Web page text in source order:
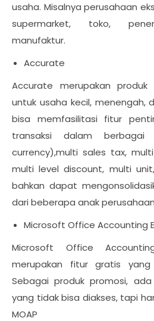
usaha. Misalnya perusahaan
supermarket, toko,
manufaktur.
Accurate
Accurate merupakan
untuk usaha kecil, menengah,
bisa memfasilitasi fitur
transaksi dalam
currency),multi sales tax,
multi level discount, multi
bahkan dapat
dari beberapa anak
Microsoft Office Accounting
Microsoft Office
merupakan fitur gratis yang
Sebagai produk promosi,
yang tidak bisa diakses, tapi
MOAP